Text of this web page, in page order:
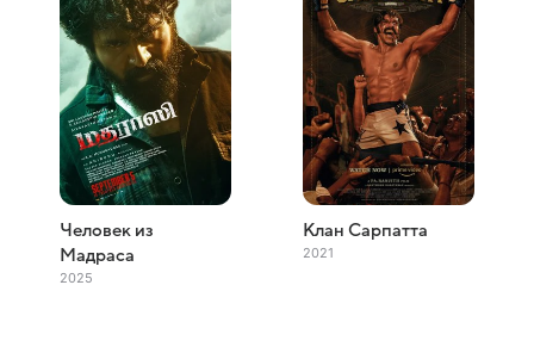
Человек из
Мадраса
2025
Клан Сарпатта
2021